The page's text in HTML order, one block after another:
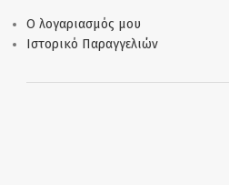
Συσκευασία τριών τεμαχίων
(μωβ, ροζ, κοραλί)
Ο λογαριασμός μου
Ιστορικό Παραγγελιών